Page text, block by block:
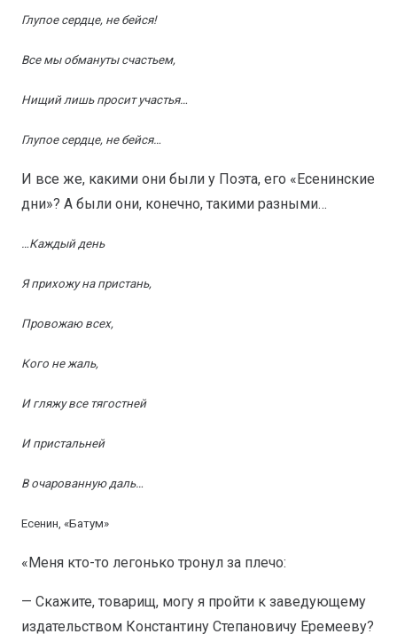
Глупое сердце, не бейся!
Все мы обмануты счастьем,
Нищий лишь просит участья…
Глупое сердце, не бейся…
И все же, какими они были у Поэта, его «Есенинские
дни»? А были они, конечно, такими разными…
…Каждый день
Я прихожу на пристань,
Провожаю всех,
Кого не жаль,
И гляжу все тягостней
И пристальней
В очарованную даль…
Есенин, «Батум»
«Меня кто-то легонько тронул за плечо:
— Скажите, товарищ, могу я пройти к заведующему
издательством Константину Степановичу Еремееву?